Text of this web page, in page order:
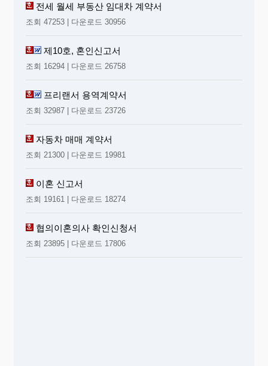
전세 월세 부동산 임대차 계약서
조회 47253 | 다운로드 30956
제10호, 혼인신고서
조회 16294 | 다운로드 26758
프리랜서 용역계약서
조회 32987 | 다운로드 23726
자동차 매매 계약서
조회 21300 | 다운로드 19981
이혼 신고서
조회 19161 | 다운로드 18274
협의이혼의사 확인신청서
조회 23895 | 다운로드 17806